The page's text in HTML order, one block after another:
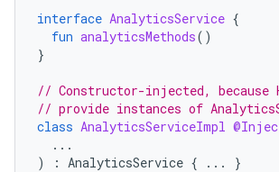
interface AnalyticsService {
fun analyticsMethods()
}
// Constructor-injected, because
// provide instances of
class AnalyticsServiceImpl
...
)
: AnalyticsService { ... }